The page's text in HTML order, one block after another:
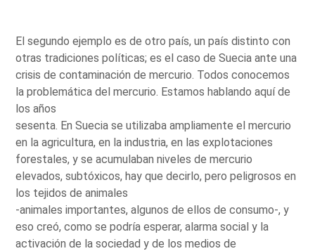
El segundo ejemplo es de otro país, un país distinto con
otras tradiciones políticas; es el caso de Suecia ante una
crisis de contaminación de mercurio. Todos conocemos
la problemática del mercurio. Estamos hablando aquí de
los años
sesenta. En Suecia se utilizaba ampliamente el mercurio
en la agricultura, en la industria, en las explotaciones
forestales, y se acumulaban niveles de mercurio
elevados, subtóxicos, hay que decirlo, pero peligrosos en
los tejidos de animales
-animales importantes, algunos de ellos de consumo-, y
eso creó, como se podría esperar, alarma social y la
activación de la sociedad y de los medios de